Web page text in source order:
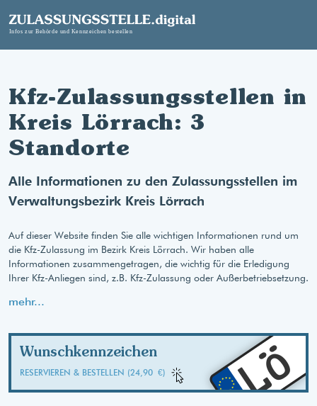
Kfz-Zulassungsstellen in
Kreis Lörrach: 3
Standorte
Alle Informationen zu den Zulassungsstellen im
Verwaltungsbezirk Kreis Lörrach
Auf dieser Website finden Sie alle wichtigen Informationen rund um
die Kfz-Zulassung im Bezirk Kreis Lörrach. Wir haben alle
Informationen zusammengetragen, die wichtig für die Erledigung
Ihrer Kfz-Anliegen sind, z.B. Kfz-Zulassung oder Außerbetriebsetzung.
mehr...
Wunschkennzeichen
RESERVIEREN & BESTELLEN (24,90 €) LÖ